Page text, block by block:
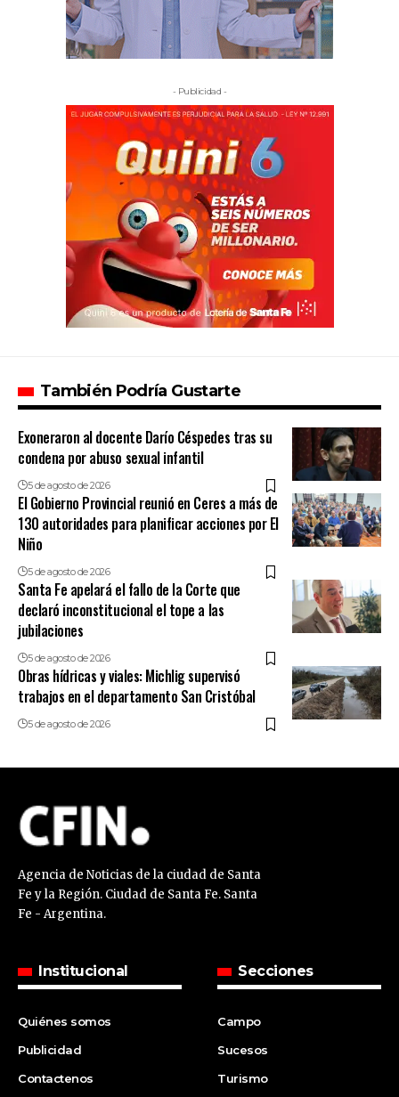
- Publicidad -
También Podría Gustarte
Exoneraron al docente Darío Céspedes tras su
condena por abuso sexual infantil
5 de agosto de 2026
El Gobierno Provincial reunió en Ceres a más de
130 autoridades para planificar acciones por El
Niño
5 de agosto de 2026
Santa Fe apelará el fallo de la Corte que
declaró inconstitucional el tope a las
jubilaciones
5 de agosto de 2026
Obras hídricas y viales: Michlig supervisó
trabajos en el departamento San Cristóbal
5 de agosto de 2026
Agencia de Noticias de la ciudad de Santa
Fe y la Región. Ciudad de Santa Fe. Santa
Fe - Argentina.
Institucional
Quiénes somos
Publicidad
Contactenos
Secciones
Campo
Sucesos
Turismo